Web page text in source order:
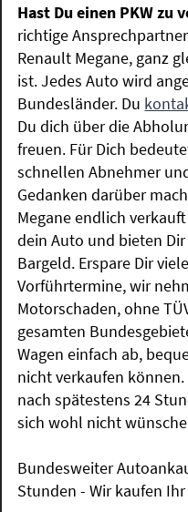
Hast Du einen PKW zu
richtige
Renault Megane, ganz
ist. Jedes Auto wird
Bundesländer. Du
Du dich über die
freuen. Für Dich
schnellen Abnehmer
Gedanken darüber
Megane endlich
dein Auto und bieten
Bargeld. Erspare Dir
Vorführtermine, wir
Motorschaden, ohne
gesamten
Wagen einfach ab,
nicht verkaufen
nach spätestens 24
sich wohl nicht
Bundesweiter
Stunden - Wir kaufen